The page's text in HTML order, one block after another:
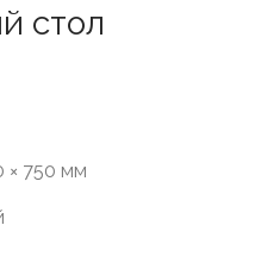
стол
× 750 мм